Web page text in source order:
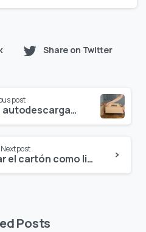
Share on Twitter
post
Cajas de cartón autodescargables para la automatización de almacenes
Next post
¿Cómo utilizar el cartón como lienzo para personalizar paquetes?
Posts